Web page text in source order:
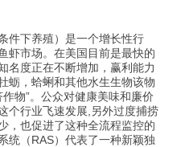
件下养殖）是一个增长性行
虾市场。在美国目前是最快的
名度正在不断增加，赢利能力
蛎，蛤蜊和其他水生生物该物
物”。公众对健康美味和廉价
个行业飞速发展,另外过度捕捞
，也促进了这种全流程监控的
统（RAS）代表了一种新颖独